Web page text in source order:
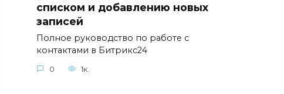
списком и добавлению новых
записей
Полное руководство по работе с
контактами в Битрикс24
0 1к.